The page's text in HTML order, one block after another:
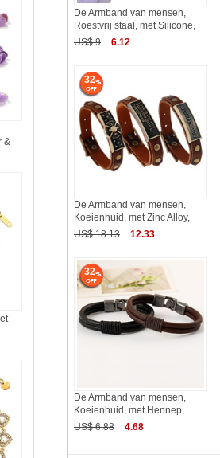
De Armband van mensen,
Roestvrij staal, met Silicone,
US$ 9
6.12
32
De Armband van mensen,
Koeienhuid, met Zinc Alloy,
US$ 18.13
12.33
32
De Armband van mensen,
Koeienhuid, met Hennep,
US$ 6.88
4.68
&